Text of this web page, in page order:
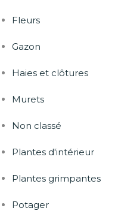
Fleurs
Gazon
Haies et clôtures
Murets
Non classé
Plantes d'intérieur
Plantes grimpantes
Potager